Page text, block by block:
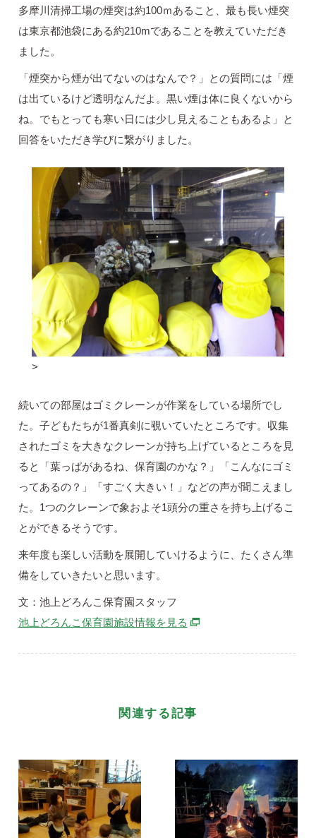
多摩川清掃工場の煙突は約100ｍあること、最も長い煙突
は東京都池袋にある約210mであることを教えていただき
ました。
「煙突から煙が出てないのはなんで？」との質問には「煙
は出ているけど透明なんだよ。黒い煙は体に良くないから
ね。でもとっても寒い日には少し見えることもあるよ」と
回答をいただき学びに繋がりました。
>
続いての部屋はゴミクレーンが作業をしている場所でし
た。子どもたちが1番真剣に覗いていたところです。収集
されたゴミを大きなクレーンが持ち上げているところを見
ると「葉っぱがあるね、保育園のかな？」「こんなにゴミ
ってあるの？」「すごく大きい！」などの声が聞こえまし
た。1つのクレーンで象およそ1頭分の重さを持ち上げるこ
とができるそうです。
来年度も楽しい活動を展開していけるように、たくさん準
備をしていきたいと思います。
文：池上どろんこ保育園スタッフ
池上どろんこ保育園施設情報を見る 別ウィンドウで開きます
関連する記事